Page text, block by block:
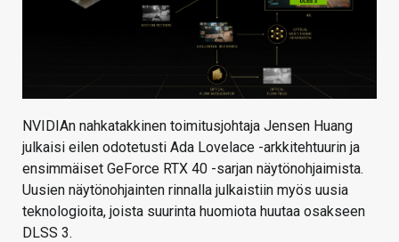
NVIDIAn nahkatakkinen toimitusjohtaja Jensen Huang
julkaisi eilen odotetusti Ada Lovelace -arkkitehtuurin ja
ensimmäiset GeForce RTX 40 -sarjan näytönohjaimista.
Uusien näytönohjainten rinnalla julkaistiin myös uusia
teknologioita, joista suurinta huomiota huutaa osakseen
DLSS 3.